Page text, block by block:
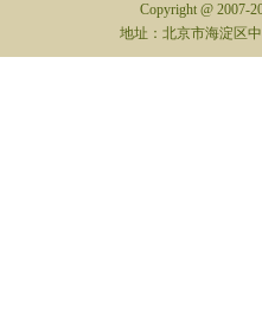
Copyright @ 2007-
地址：北京市海淀区